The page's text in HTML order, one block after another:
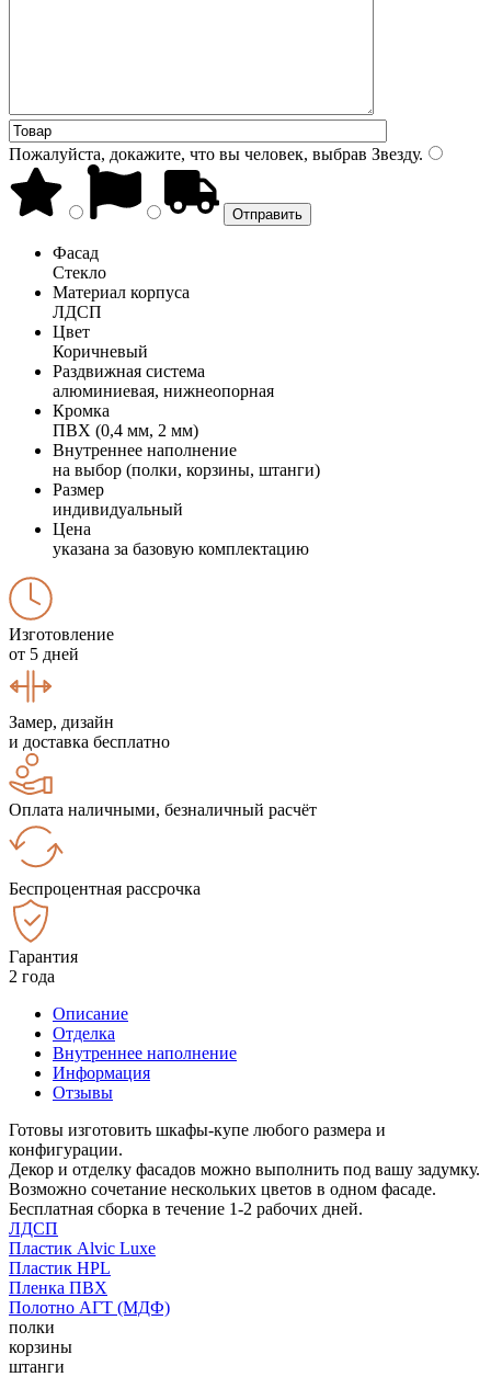
Пожалуйста, докажите, что вы человек, выбрав Звезду.
Фасад
Стекло
Материал корпуса
ЛДСП
Цвет
Коричневый
Раздвижная система
алюминиевая, нижнеопорная
Кромка
ПВХ (0,4 мм, 2 мм)
Внутреннее наполнение
на выбор (полки, корзины, штанги)
Размер
индивидуальный
Цена
указана за базовую комплектацию
Изготовление
от 5 дней
Замер, дизайн
и доставка бесплатно
Оплата наличными, безналичный расчёт
Беспроцентная рассрочка
Гарантия
2 года
Описание
Отделка
Внутреннее наполнение
Информация
Отзывы
Готовы изготовить шкафы-купе любого размера и
конфигурации.
Декор и отделку фасадов можно выполнить под вашу задумку.
Возможно сочетание нескольких цветов в одном фасаде.
Бесплатная сборка в течение 1-2 рабочих дней.
ЛДСП
Пластик Alvic Luxe
Пластик HPL
Пленка ПВХ
Полотно АГТ (МДФ)
полки
корзины
штанги